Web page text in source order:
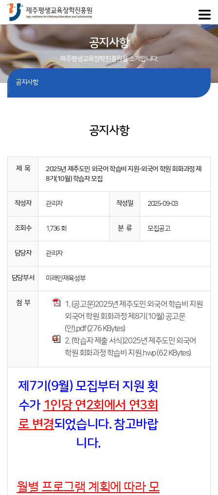
공지사항
제주평생교육장학진흥원을 소개합니다.
공지사항
공지사항
제 목
2025년 제주도민 외국어 학습비 지원-외국어 학원 회화과정 제
8기(10월) 학습자 모집
작성자 관리자 작성일 2025-09-03
조회수 1,736 회 분 류 모집공고
담당자 관리자
담당부서 미래인재육성부
첨 부
1. (공고문)2025년 제주도민 외국어 학습비 지원
외국어 학원 회화과정 제8기(10월) 공고문
(안).pdf (276 KBytes)
2. (학습자 제출 서식)2025년 제주도민 외국어
학원 회화과정 학습비 지원.hwp (62 KBytes)
제7기(9월) 모집부터 지원 횟
수가 1인당 연2회에서 연3회
로 변경되었습니다. 참고바랍
니다.
월별 프로그램 계획에 따라 모